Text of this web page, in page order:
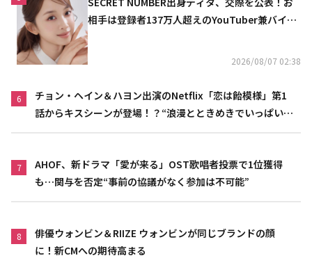
相手は登録者137万人超えのYouTuber兼バイオ
2026/08/07 02:38
6
チョン・ヘイン＆ハヨン出演のNetflix「恋は飴模様」第1
話からキスシーンが登場！？“浪漫とときめきでいっぱいの
7
AHOF、新ドラマ「愛が来る」OST歌唱者投票で1位獲得
も…関与を否定“事前の協議がなく参加は不可能”
8
俳優ウォンビン＆RIIZE ウォンビンが同じブランドの顔
に！新CMへの期待高まる